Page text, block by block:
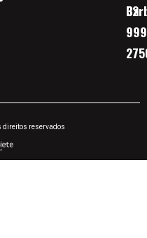
32
direitos reservados